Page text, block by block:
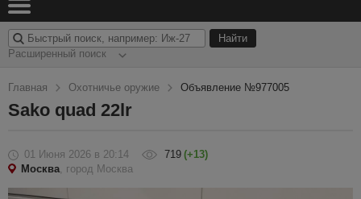
Расширенный поиск
Главная Охотничье оружие Объявление №977005
Sako quad 22lr
01 Июня 2026 в 20:14 719 (+13)
Москва, город Москва